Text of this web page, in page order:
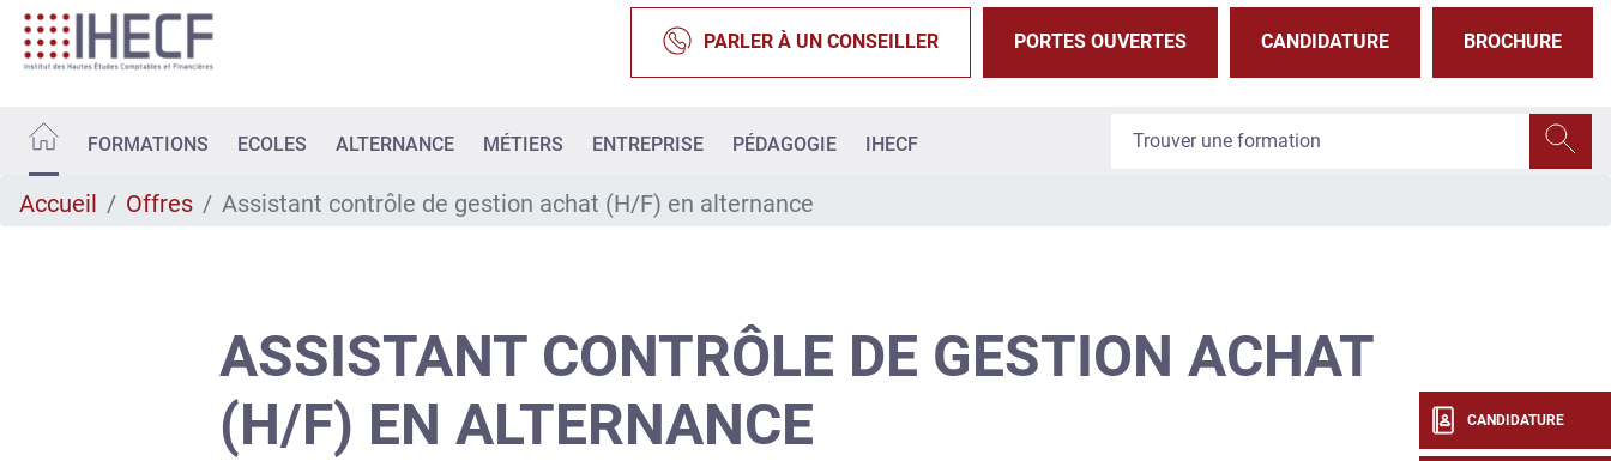
Aller
contenu
PARLER À UN CONSEILLER PORTES OUVERTES CANDIDATURE BROCHURE
FORMATIONS ECOLES ALTERNANCE MÉTIERS ENTREPRISE PÉDAGOGIE IHECF
CANDIDATURE
Accueil Offres Assistant contrôle de gestion achat (H/F) en alternance
ASSISTANT CONTRÔLE DE GESTION ACHAT
(H/F) EN ALTERNANCE